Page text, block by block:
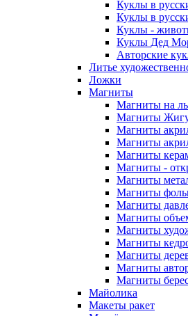
Куклы в
Куклы в
Куклы -
Куклы Дед
Авторские
Литье
Ложки
Магниты
Магниты на
Магниты
Магниты
Магниты
Магниты
Магниты -
Магниты
Магниты
Магниты
Магниты
Магниты
Магниты
Магниты
Магниты
Магниты
Майолика
Макеты ракет